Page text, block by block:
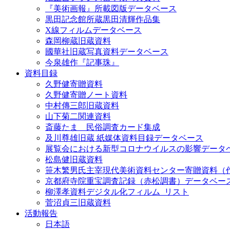
『美術画報』所載図版データベース
黒田記念館所蔵黒田清輝作品集
X線フィルムデータベース
森岡柳蔵旧蔵資料
國華社旧蔵写真資料データベース
今泉雄作『記事珠』
資料目録
久野健寄贈資料
久野健寄贈ノート資料
中村傳三郎旧蔵資料
山下菊二関連資料
斎藤たま 民俗調査カード集成
及川尊雄旧蔵 紙媒体資料目録データベース
展覧会における新型コロナウイルスの影響データ
松島健旧蔵資料
笹木繁男氏主宰現代美術資料センター寄贈資料（
京都府寺院重宝調査記録（赤松調書）データベー
柳澤孝資料デジタル化フィルム_リスト
菅沼貞三旧蔵資料
活動報告
日本語